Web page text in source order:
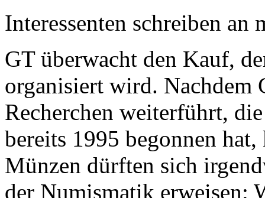
Interessenten schreiben
GT überwacht den Kauf,
organisiert wird. Nachdem
Recherchen weiterführt,
bereits 1995 begonnen
Münzen dürften sich
der Numismatik erweisen: